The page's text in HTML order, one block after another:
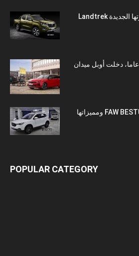
” ستافيم بيجو ” تطلق سيارتها الجديدة Landtrek
21 جانفي 1899: قبل 125 عاما، دخلت أوبل ميدان
مواصفات سيارة FAW BESTURN X40 ومميزاتها
POPULAR CATEGORY